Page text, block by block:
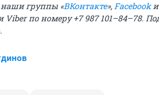
наши группы «ВКонтакте», Facebookи
Viber по номеру +7 987 101–84–78.
.